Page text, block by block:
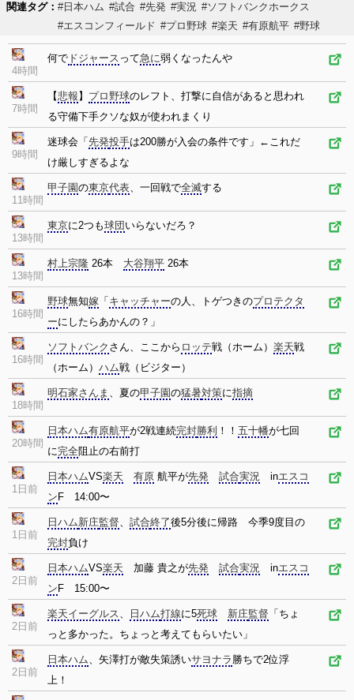
関連タグ： #日本ハム #試合 #先発 #実況 #ソフトバンクホークス
#エスコンフィールド #プロ野球 #楽天 #有原航平 #野球
4時間
何で ドジャース って急に弱くなったんや
7時間
【悲報 】 プロ野球のレフト、打撃に自信があると思われ
る守備下手クソな奴が使われまくり
9時間
迷球会「 先発投手は200勝が入会の条件です」←これだ
け厳しすぎるよな
11時間
甲子園の東京代表、一回戦で全滅する
13時間
東京に2つも球団 いらないだろ？
13時間
村上宗隆 26本 大谷翔平 26本
16時間
野球無知嫁 「 キャッチャーの人、トゲつきのプロテクタ
ーにしたらあかんの？」
16時間
ソフトバンク さん、ここから ロッテ戦（ホーム） 楽天戦
（ホーム） ハム戦（ビジター）
18時間
明石家さんま 、夏の甲子園の猛暑対策に指摘
20時間
日本ハム有原航平が2戦連続完封勝利 ！！ 五十幡が七回
に完全阻止の右前打
1日前
日本ハムVS楽天 有原 航平が先発 試合実況 inエスコ
ン F 14:00〜
1日前
日ハム新庄監督、 試合終了後5分後に帰路 今季9度目の
完封負け
2日前
日本ハムVS楽天 加藤 貴之が先発 試合実況 inエスコ
ン F 15:00〜
2日前
楽天イーグルス、 日ハム打線に5死球 新庄監督 「ちょ
っと多かった。ちょっと考えてもらいたい」
2日前
日本ハム、矢澤打が敵失策誘いサヨナラ 勝ちで2位浮
上！